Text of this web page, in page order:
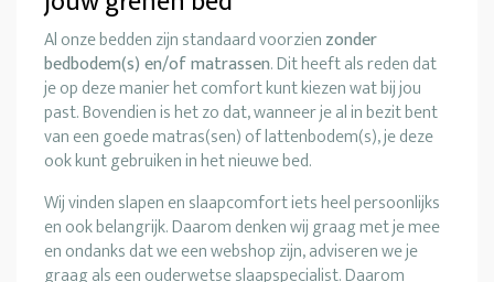
Al onze bedden zijn standaard voorzienzonder
bedbodem(s) en/of matrassen. Dit heeft als reden dat
je op deze manier het comfort kunt kiezen wat bij jou
past. Bovendien is het zo dat, wanneer je al in bezit bent
van een goede matras(sen) of lattenbodem(s), je deze
ook kunt gebruiken in het nieuwe bed.
Wij vinden slapen en slaapcomfort iets heel persoonlijks
en ook belangrijk. Daarom denken wij graag met je mee
en ondanks dat we een webshop zijn, adviseren we je